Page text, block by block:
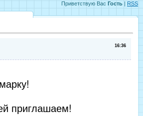
Приветствую Вас Гость | RSS
16:36
приглашаем!